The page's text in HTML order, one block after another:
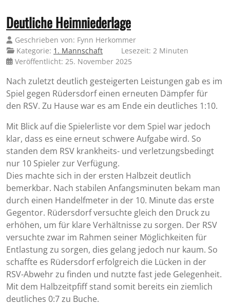
Deutliche Heimniederlage
Geschrieben von: Fynn Herkommer
Kategorie: 1. Mannschaft
Lesezeit: 2 Minuten
Veröffentlicht: 25. November 2025
Nach zuletzt deutlich gesteigerten Leistungen gab es im
Spiel gegen Rüdersdorf einen erneuten Dämpfer für
den RSV. Zu Hause war es am Ende ein deutliches 1:10.
Mit Blick auf die Spielerliste vor dem Spiel war jedoch
klar, dass es eine erneut schwere Aufgabe wird. So
standen dem RSV krankheits- und verletzungsbedingt
nur 10 Spieler zur Verfügung.
Dies machte sich in der ersten Halbzeit deutlich
bemerkbar. Nach stabilen Anfangsminuten bekam man
durch einen Handelfmeter in der 10. Minute das erste
Gegentor. Rüdersdorf versuchte gleich den Druck zu
erhöhen, um für klare Verhältnisse zu sorgen. Der RSV
versuchte zwar im Rahmen seiner Möglichkeiten für
Entlastung zu sorgen, dies gelang jedoch nur kaum. So
schaffte es Rüdersdorf erfolgreich die Lücken in der
RSV-Abwehr zu finden und nutzte fast jede Gelegenheit.
Mit dem Halbzeitpfiff stand somit bereits ein ziemlich
deutliches 0:7 zu Buche.